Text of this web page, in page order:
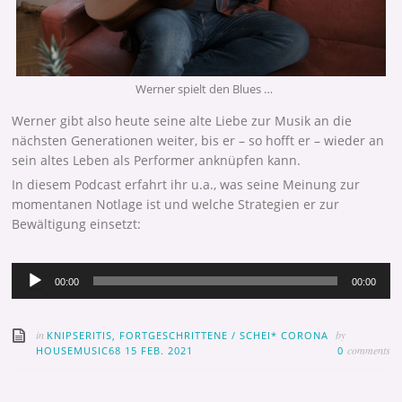
Werner spielt den Blues …
Werner gibt also heute seine alte Liebe zur Musik an die
nächsten Generationen weiter, bis er – so hofft er – wieder an
sein altes Leben als Performer anknüpfen kann.
In diesem Podcast erfahrt ihr u.a., was seine Meinung zur
momentanen Notlage ist und welche Strategien er zur
Bewältigung einsetzt:
Audio-
Player
00:00 00:00
in KNIPSERITIS, FORTGESCHRITTENE /SCHEI* CORONA by
HOUSEMUSIC68 15 FEB. 2021 0 comments